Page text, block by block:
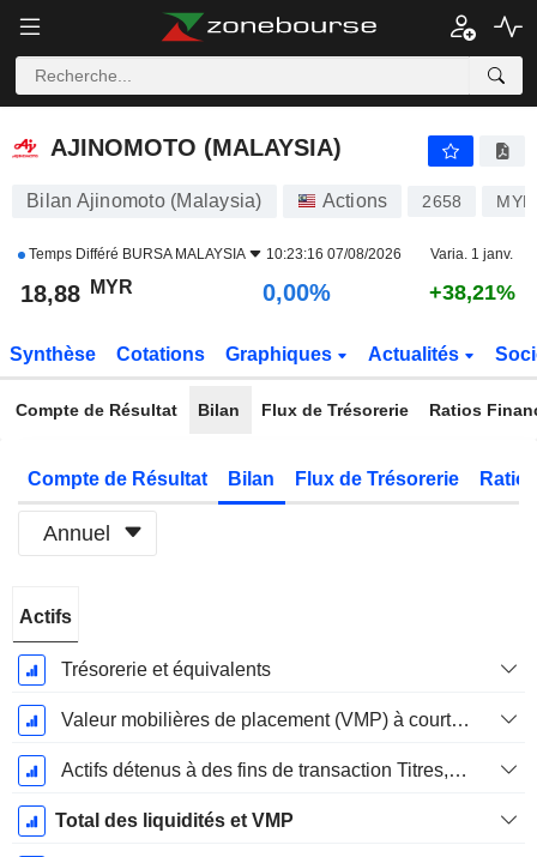
AJINOMOTO (MALAYSIA)
AJINOMOTO (MALAYSIA)
Bilan Ajinomoto (Malaysia) Actions 2658
Temps Différé BURSA MALAYSIA 10:23:16 07/08/2026 Varia. 1 janv.
18,88 MYR 0,00% +38,21%
Synthèse Cotations Graphiques Actualités
Compte de Résultat Bilan Flux de Trésorerie Ratios
Compte de Résultat Bilan Flux de Trésorerie
Annuel
Fiscale:
Mars
Actifs
Trésorerie et équivalents
Valeur mobilières de placement (VMP) à court terme
Actifs détenus à des fins de transaction Titres, totalActifs détenus à des fins de transactions (Trading), Total.
Total des liquidités et VMP